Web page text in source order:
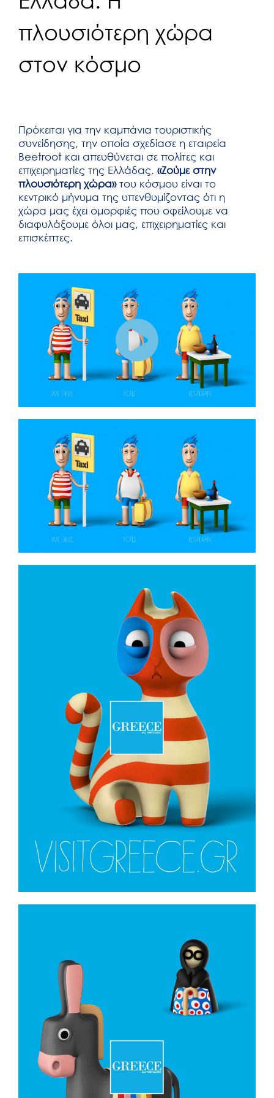
πλουσιότερη χώρα
στον κόσμο
Πρόκειται για την καμπάνια τουριστικής
συνείδησης, την οποία σχεδίασε η εταιρεία
Beetroot και απευθύνεται σε πολίτες και
επιχειρηματίες της Ελλάδας. «Ζούμε στην
πλουσιότερη χώρα»του κόσμου είναι το
κεντρικό μήνυμα της υπενθυμίζοντας ότι η
χώρα μας έχει ομορφιές που οφείλουμε να
διαφυλάξουμε όλοι μας, επιχειρηματίες και
επισκέπτες.